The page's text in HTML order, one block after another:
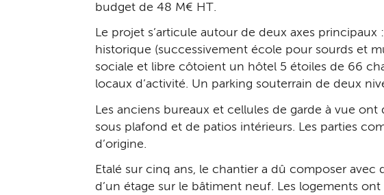
budget de 48 M€ HT.
Le projet s’articule autour de deux axes
historique (successivement école pour sourds et
sociale et libre côtoient un hôtel 5 étoiles de 66
locaux d’activité. Un parking souterrain de deux
Les anciens bureaux et cellules de garde à vue
sous plafond et de patios intérieurs. Les parties
d’origine.
Etalé sur cinq ans, le chantier a dû composer
d’un étage sur le bâtiment neuf. Les logements